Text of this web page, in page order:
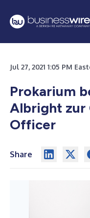
Jul 27, 2021 1:05 PM
Prokarium
Albright zur
Officer
Share